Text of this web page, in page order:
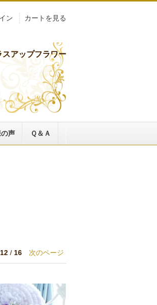
ン カートを見る
アップフラワー
声 Ｑ＆Ａ
/ 16 次のページ